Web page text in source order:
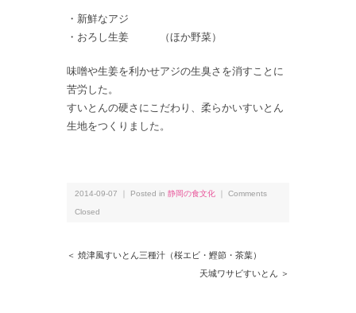
・新鮮なアジ
・おろし生姜 （ほか野菜）
味噌や生姜を利かせアジの生臭さを消すことに
苦労した。
すいとんの硬さにこだわり、柔らかいすいとん
生地をつくりました。
2014-09-07 ｜ Posted in 静岡の食文化 Comments
Closed
＜ 焼津風すいとん三種汁（桜エビ・鰹節・茶葉）
天城ワサビすいとん ＞